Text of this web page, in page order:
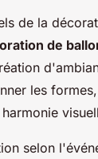
de la
de
les
selon